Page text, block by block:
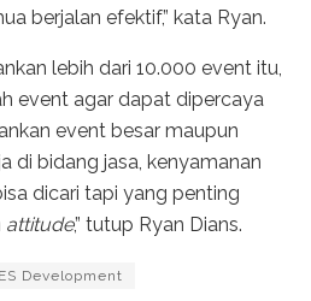
berjalan efektif,” kata Ryan.
lebih dari 10.000 event itu,
event agar dapat dipercaya
event besar maupun
di bidang jasa, kenyamanan
dicari tapi yang penting
attitude,” tutup Ryan Dians.
Development